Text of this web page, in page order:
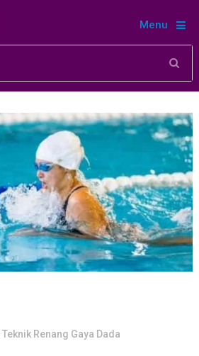
Menu
Renang Gaya Dada